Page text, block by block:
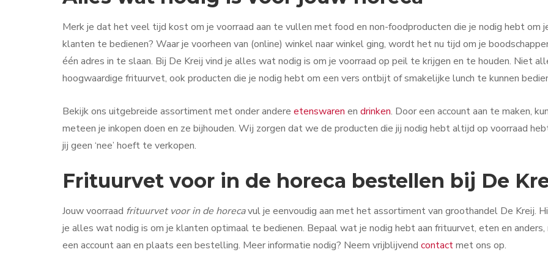
Merk je dat het veel tijd kost om je voorraad aan te vullen met food en non-foodproducten die je nodig hebt om
klanten te bedienen? Waar je voorheen van (online) winkel naar winkel ging, wordt het nu tijd om je
één adres in te slaan. Bij De Kreij vind je alles wat nodig is om je voorraad op peil te krijgen en te houden. Niet
hoogwaardige frituurvet, ook producten die je nodig hebt om een vers ontbijt of smakelijke lunch te kunnen
Bekijk ons uitgebreide assortiment met onder andere etenswaren en drinken. Door een account aan te maken,
meteen je inkopen doen en ze bijhouden. Wij zorgen dat we de producten die jij nodig hebt altijd op voorraad
jij geen ‘nee’ hoeft te verkopen.
Frituurvet voor in de horeca bestellen bij De
Jouw voorraad frituurvet voor in de horecavul je eenvoudig aan met het assortiment van groothandel De Kreij.
je alles wat nodig is om je klanten optimaal te bedienen. Bepaal wat je nodig hebt aan frituurvet, eten en anders,
een account aan en plaats een bestelling. Meer informatie nodig? Neem vrijblijvend contactmet ons op.